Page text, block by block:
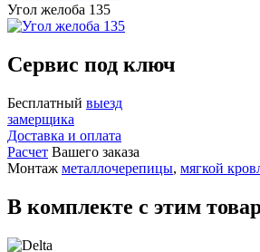
Угол желоба 135
Сервис под ключ
Бесплатный выезд
замерщика
Доставка и оплата
Расчет Вашего заказа
Монтаж металлочерепицы, мягкой
В комплекте с этим